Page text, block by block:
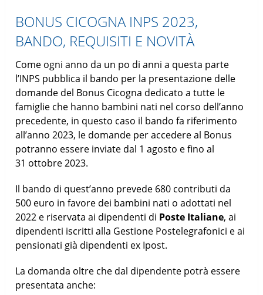
BONUS CICOGNA INPS 2023,
BANDO, REQUISITI E NOVITÀ
Come ogni anno da un po di anni a questa parte
l’INPS pubblica il bando per la presentazione delle
domande del Bonus Cicogna dedicato a tutte le
famiglie che hanno bambini nati nel corso dell’anno
precedente, in questo caso il bando fa riferimento
all’anno 2023, le domande per accedere al Bonus
potranno essere inviate dal 1 agosto e fino al
31 ottobre 2023.
Il bando di quest’anno prevede 680 contributi da
500 euro in favore dei bambini nati o adottati nel
2022 e riservata ai dipendenti di Poste Italiane, ai
dipendenti iscritti alla Gestione Postelegrafonici e ai
pensionati già dipendenti ex Ipost.
La domanda oltre che dal dipendente potrà essere
presentata anche: